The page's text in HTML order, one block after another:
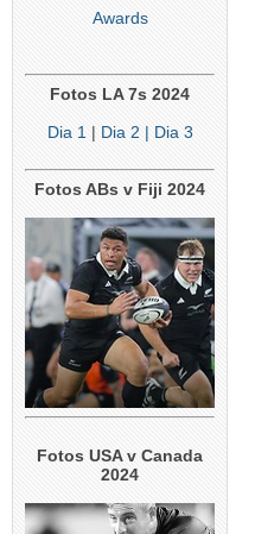
Awards
Fotos LA 7s 2024
Dia 1 | Dia 2 | Dia 3
Fotos ABs v Fiji 2024
Fotos USA v Canada
2024